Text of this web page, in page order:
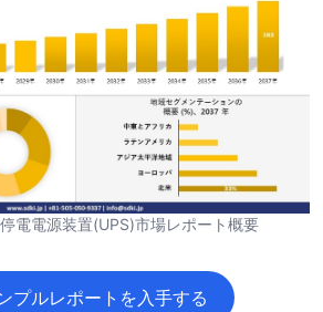
電電源装置(UPS)市場レポート概要
プルレポートを入手する